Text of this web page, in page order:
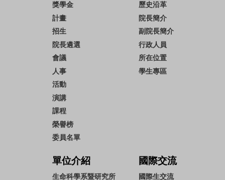
獎學金
計畫
招生
院長遴選
會議
人事
活動
演講
課程
榮譽榜
委員名單
歷史沿革
院長簡介
副院長簡介
行政人員
所在位置
學生專區
單位介紹
生命科學系暨研究所
國際交流
國際生交流